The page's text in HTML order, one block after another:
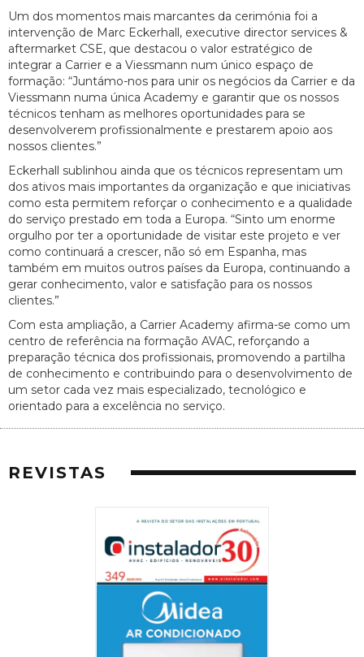
Um dos momentos mais marcantes da cerimónia foi a
intervenção de Marc Eckerhall, executive director services &
aftermarket CSE, que destacou o valor estratégico de
integrar a Carrier e a Viessmann num único espaço de
formação: “Juntámo-nos para unir os negócios da Carrier e da
Viessmann numa única Academy e garantir que os nossos
técnicos tenham as melhores oportunidades para se
desenvolverem profissionalmente e prestarem apoio aos
nossos clientes.”
Eckerhall sublinhou ainda que os técnicos representam um
dos ativos mais importantes da organização e que iniciativas
como esta permitem reforçar o conhecimento e a qualidade
do serviço prestado em toda a Europa. “Sinto um enorme
orgulho por ter a oportunidade de visitar este projeto e ver
como continuará a crescer, não só em Espanha, mas
também em muitos outros países da Europa, continuando a
gerar conhecimento, valor e satisfação para os nossos
clientes.”
Com esta ampliação, a Carrier Academy afirma-se como um
centro de referência na formação AVAC, reforçando a
preparação técnica dos profissionais, promovendo a partilha
de conhecimento e contribuindo para o desenvolvimento de
um setor cada vez mais especializado, tecnológico e
orientado para a excelência no serviço.
REVISTAS